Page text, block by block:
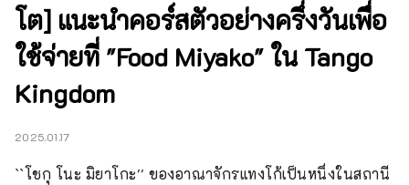
โต] แนะนำคอร์สตัวอย่างครึ่งวันเพื่อ
ใช้จ่ายที่ "Food Miyako" ใน Tango
Kingdom
2025.01.17
``โชกุ โนะ มิยาโกะ'' ของอาณาจักรแทงโก้เป็นหนึ่งในสถานี